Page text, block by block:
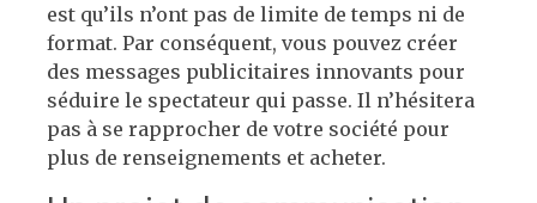
est qu’ils n’ont pas de limite de temps ni de
format. Par conséquent, vous pouvez créer
des messages publicitaires innovants pour
séduire le spectateur qui passe. Il n’hésitera
pas à se rapprocher de votre société pour
plus de renseignements et acheter.